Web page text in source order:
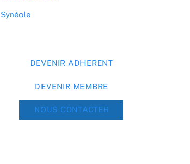
Synéole
DEVENIR ADHERENT
DEVENIR MEMBRE
NOUS CONTACTER